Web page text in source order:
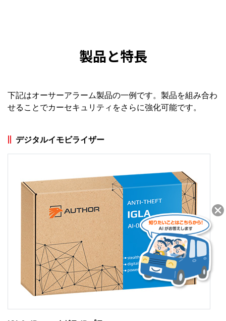
製品と特長
下記はオーサーアラーム製品の一例です。製品を組み合わ
せることでカーセキュリティをさらに強化可能です。
デジタルイモビライザー